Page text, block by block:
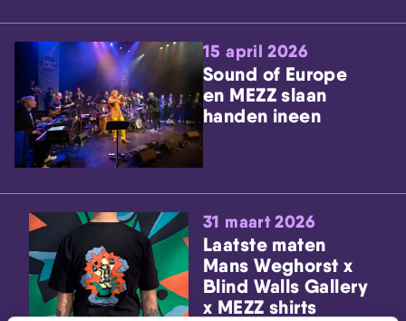
15 april 2026
Sound of Europe
en MEZZ slaan
handen ineen
31 maart 2026
Laatste maten
Mans Weghorst x
Blind Walls Gallery
x MEZZ shirts